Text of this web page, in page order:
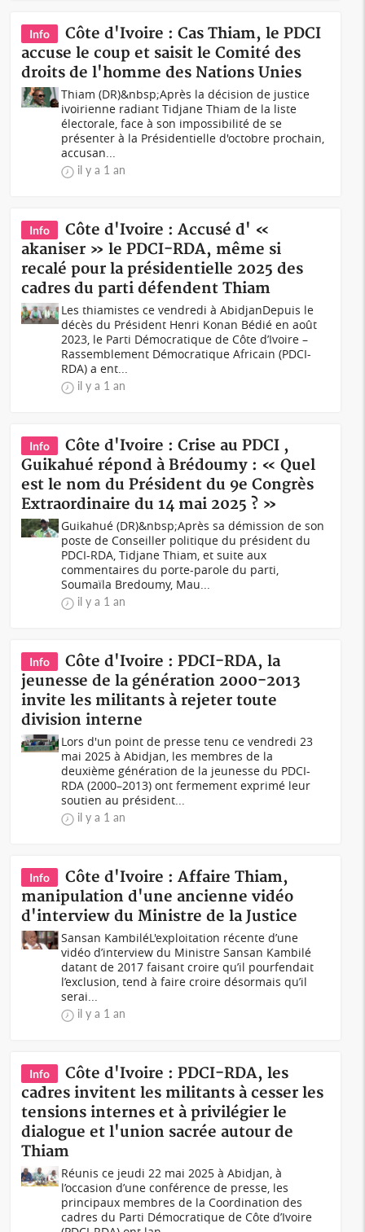
Info
Côte d'Ivoire : Cas Thiam, le PDCI
accuse le coup et saisit le Comité des
droits de l'homme des Nations Unies
Thiam (DR)&nbsp;Après la décision de justice
ivoirienne radiant Tidjane Thiam de la liste
électorale, face à son impossibilité de se
présenter à la Présidentielle d'octobre prochain,
accusan...
il y a 1 an
Info
Côte d'Ivoire : Accusé d' «
akaniser » le PDCI-RDA, même si
recalé pour la présidentielle 2025 des
cadres du parti défendent Thiam
Les thiamistes ce vendredi à AbidjanDepuis le
décès du Président Henri Konan Bédié en août
2023, le Parti Démocratique de Côte d’Ivoire –
Rassemblement Démocratique Africain (PDCI-
RDA) a ent...
il y a 1 an
Info
Côte d'Ivoire : Crise au PDCI ,
Guikahué répond à Brédoumy : « Quel
est le nom du Président du 9e Congrès
Extraordinaire du 14 mai 2025 ? »
Guikahué (DR)&nbsp;Après sa démission de son
poste de Conseiller politique du président du
PDCI-RDA, Tidjane Thiam, et suite aux
commentaires du porte-parole du parti,
Soumaïla Bredoumy, Mau...
il y a 1 an
Info
Côte d'Ivoire : PDCI-RDA, la
jeunesse de la génération 2000-2013
invite les militants à rejeter toute
division interne
Lors d'un point de presse tenu ce vendredi 23
mai 2025 à Abidjan, les membres de la
deuxième génération de la jeunesse du PDCI-
RDA (2000–2013) ont fermement exprimé leur
soutien au président...
il y a 1 an
Info
Côte d'Ivoire : Affaire Thiam,
manipulation d'une ancienne vidéo
d'interview du Ministre de la Justice
Sansan KambiléL'exploitation récente d’une
vidéo d’interview du Ministre Sansan Kambilé
datant de 2017 faisant croire qu’il pourfendait
l’exclusion, tend à faire croire désormais qu’il
serai...
il y a 1 an
Info
Côte d'Ivoire : PDCI-RDA, les
cadres invitent les militants à cesser les
tensions internes et à privilégier le
dialogue et l'union sacrée autour de
Thiam
Réunis ce jeudi 22 mai 2025 à Abidjan, à
l’occasion d’une conférence de presse, les
principaux membres de la Coordination des
cadres du Parti Démocratique de Côte d’Ivoire